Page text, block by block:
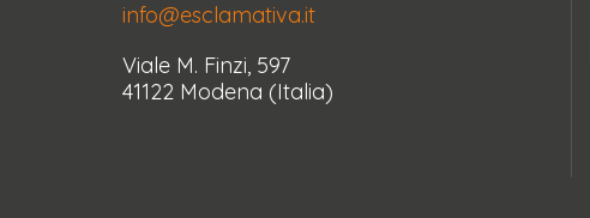
info@esclamativa.it
Viale M. Finzi, 597
41122 Modena (Italia)